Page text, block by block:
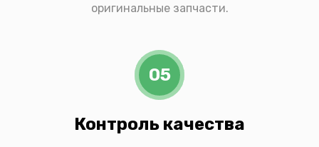
оригинальные запчасти.
05
Контроль качества